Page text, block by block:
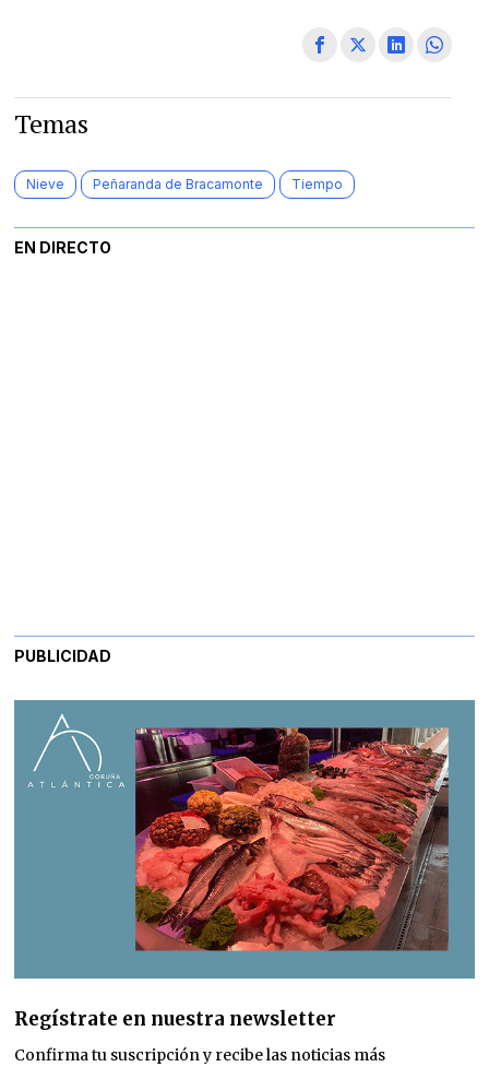
Temas
Nieve Peñaranda de Bracamonte Tiempo
EN DIRECTO
PUBLICIDAD
Regístrate en nuestra newsletter
Confirma tu suscripción y recibe las noticias más